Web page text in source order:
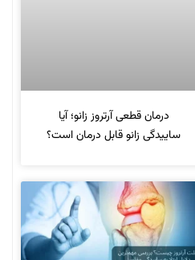
درمان قطعی آرتروز زانو؛ آیا
ساییدگی زانو قابل درمان است؟